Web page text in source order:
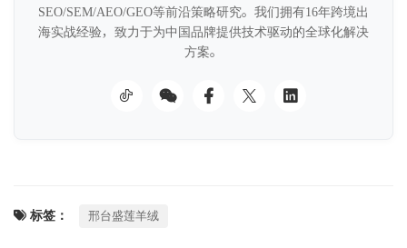
SEO/SEM/AEO/GEO等前沿策略研究。我们拥有16年跨境出
海实战经验，致力于为中国品牌提供技术驱动的全球化解决
方案。
标签： 邢台盛莲羊绒